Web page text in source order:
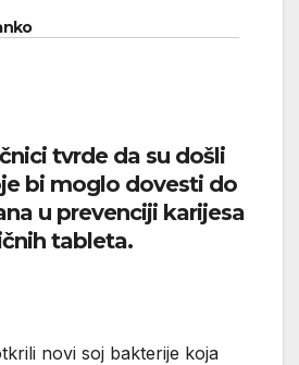
tvrde da su došli
bi moglo dovesti do
u prevenciji karijesa
tableta.
novi soj bakterije koja